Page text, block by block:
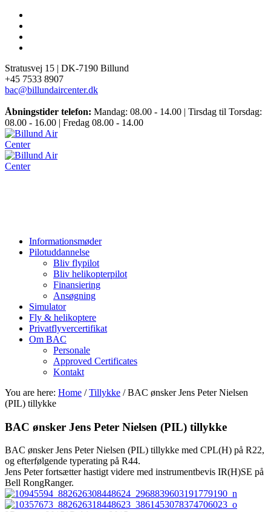
Stratusvej 15 | DK-7190 Billund
+45 7533 8907
bac@billundaircenter.dk
Åbningstider telefon: Mandag: 08.00 - 14.00 | Tirsdag til Torsdag:
08.00 - 16.00 | Fredag 08.00 - 14.00
Informationsmøder
Pilotuddannelse
Bliv flypilot
Bliv helikopterpilot
Finansiering
Ansøgning
Simulator
Fly & helikoptere
Privatflyvercertifikat
Om BAC
Personale
Approved Certificates
Kontakt
You are here: Home /Tillykke /BAC ønsker Jens Peter Nielsen
(PIL) tillykke
BAC ønsker Jens Peter Nielsen (PIL) tillykke
BAC ønsker Jens Peter Nielsen (PIL) tillykke med CPL(H) på R22,
og efterfølgende typerating på R44.
Jens Peter fortsætter hastigt videre med instrumentbevis IR(H)SE på
Bell RongRanger.